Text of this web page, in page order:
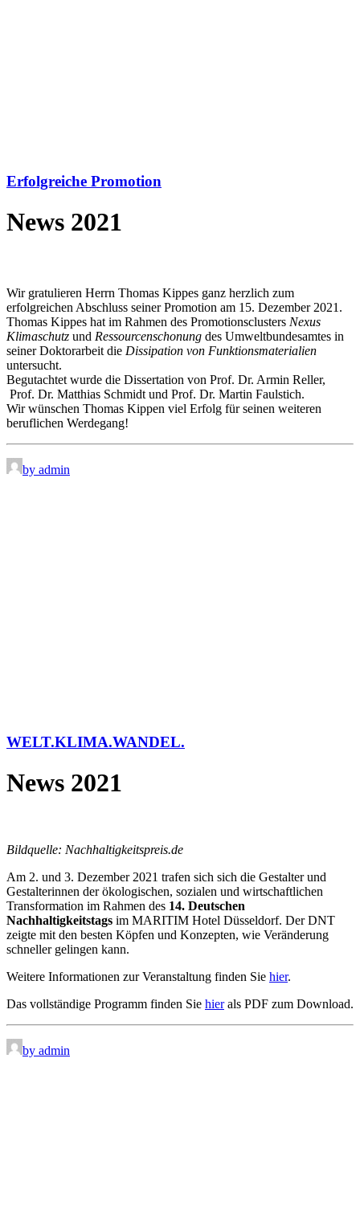
Erfolgreiche Promotion
News 2021
Wir gratulieren Herrn Thomas Kippes ganz herzlich zum
erfolgreichen Abschluss seiner Promotion am 15. Dezember 2021.
Thomas Kippes hat im Rahmen des Promotionsclusters Nexus
Klimaschutz und Ressourcenschonung des Umweltbundesamtes in
seiner Doktorarbeit die Dissipation von Funktionsmaterialien
untersucht.
Begutachtet wurde die Dissertation von Prof. Dr. Armin Reller,
Prof. Dr. Matthias Schmidt und Prof. Dr. Martin Faulstich.
Wir wünschen Thomas Kippen viel Erfolg für seinen weiteren
beruflichen Werdegang!
by admin
WELT.KLIMA.WANDEL.
News 2021
Bildquelle: Nachhaltigkeitspreis.de
Am 2. und 3. Dezember 2021 trafen sich sich die Gestalter und
Gestalterinnen der ökologischen, sozialen und wirtschaftlichen
Transformation im Rahmen des 14. Deutschen
Nachhaltigkeitstags im MARITIM Hotel Düsseldorf. Der DNT
zeigte mit den besten Köpfen und Konzepten, wie Veränderung
schneller gelingen kann.
Weitere Informationen zur Veranstaltung finden Sie hier.
Das vollständige Programm finden Sie hierals PDF zum Download.
by admin